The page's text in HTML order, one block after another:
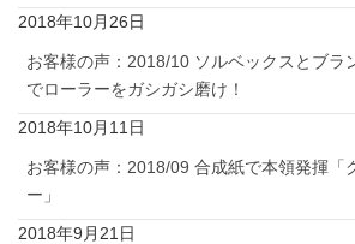
2018年10月26日
お客様の声：2018/10 ソルベックスとブラ
でローラーをガシガシ磨け！
2018年10月11日
お客様の声：2018/09 合成紙で本領発揮「
ー」
2018年9月21日